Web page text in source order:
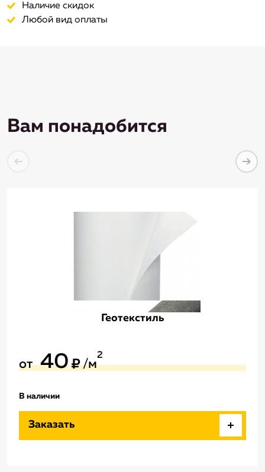
Наличие скидок
Любой вид оплаты
Вам понадобится
Геотекстиль
от 40 /м
2
В наличии
Заказать